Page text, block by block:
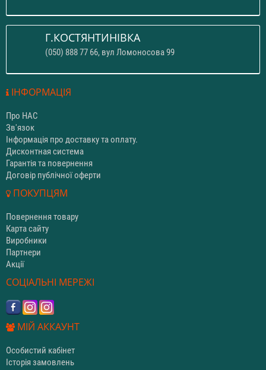
Г.КОСТЯНТИНІВКА
(050) 888 77 66, вул Ломоносова 99
ІНФОРМАЦІЯ
Про НАС
Зв'язок
Інформація про доставку та оплату.
Дисконтная система
Гарантія та повернення
Договір публічної оферти
ПОКУПЦЯМ
Повернення товару
Карта сайту
Виробники
Партнери
Акції
СОЦІАЛЬНІ МЕРЕЖІ
МІЙ АККАУНТ
Особистий кабінет
Історія замовлень